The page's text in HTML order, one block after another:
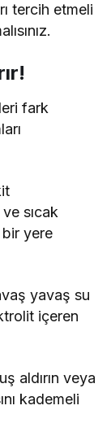
tercih etmeli
fark
sıcak
bir yere
yavaş su
içeren
aldırın veya
kademeli